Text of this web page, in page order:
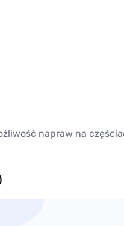
napraw na